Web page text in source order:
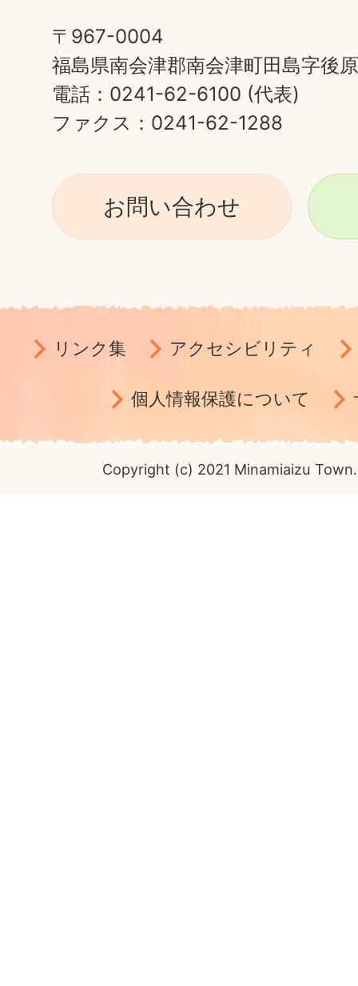
〒967-0004
福島県南会津郡南会津町田島字後
電話：0241-62-6100 (代表)
ファクス：0241-62-1288
お問い合わせ
リンク集 アクセシビリティ
個人情報保護について
Copyright (c) 2021 Minamiaizu